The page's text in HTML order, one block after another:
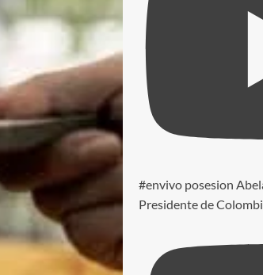
#envivo posesion
Presidente de